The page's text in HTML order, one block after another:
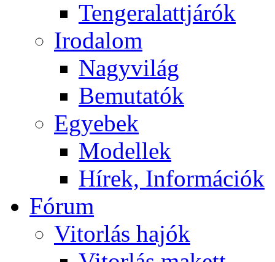
Tengeralattjárók
Irodalom
Nagyvilág
Bemutatók
Egyebek
Modellek
Hírek, Információk
Fórum
Vitorlás hajók